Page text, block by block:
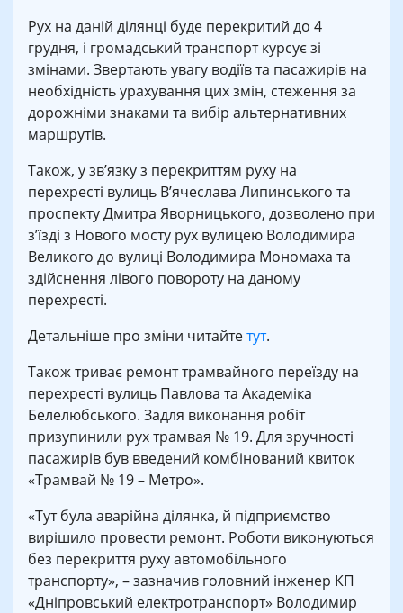
Рух на даній ділянці буде перекритий до 4
грудня, і громадський транспорт курсує зі
змінами. Звертають увагу водіїв та пасажирів на
необхідність урахування цих змін, стеження за
дорожніми знаками та вибір альтернативних
маршрутів.
Також, у зв’язку з перекриттям руху на
перехресті вулиць В’ячеслава Липинського та
проспекту Дмитра Яворницького, дозволено при
з’їзді з Нового мосту рух вулицею Володимира
Великого до вулиці Володимира Мономаха та
здійснення лівого повороту на даному
перехресті.
Детальніше про зміни читайтетут.
Також триває ремонт трамвайного переїзду на
перехресті вулиць Павлова та Академіка
Белелюбського. Задля виконання робіт
призупинили рух трамвая № 19. Для зручності
пасажирів був введений комбінований квиток
«Трамвай № 19 – Метро».
«Тут була аварійна ділянка, й підприємство
вирішило провести ремонт. Роботи виконуються
без перекриття руху автомобільного
транспорту», – зазначив головний інженер КП
«Дніпровський електротранспорт» Володимир